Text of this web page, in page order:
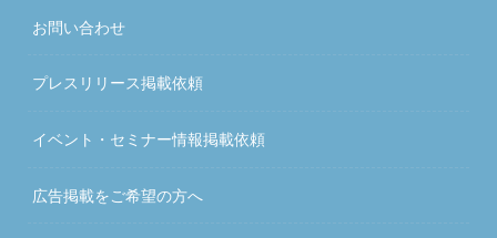
お問い合わせ
プレスリリース掲載依頼
イベント・セミナー情報掲載依頼
広告掲載をご希望の方へ